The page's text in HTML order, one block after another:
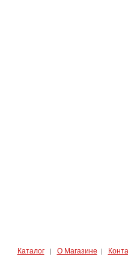
Каталог| О Магазине |